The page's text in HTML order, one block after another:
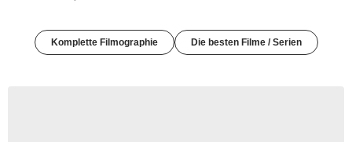
Komplette Filmographie Die besten Filme / Serien